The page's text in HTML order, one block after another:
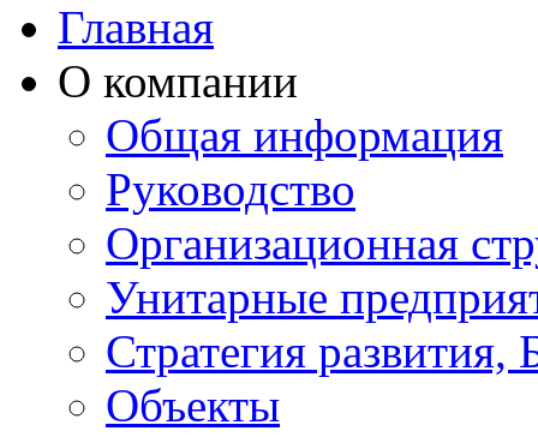
Главная
О компании
Общая информация
Руководство
Организационная
Унитарные
Стратегия
Объекты